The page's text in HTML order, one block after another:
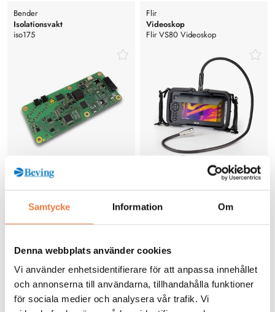
Samtycke Information Om
Denna webbplats använder cookies
Vi använder enhetsidentifierare för att anpassa innehållet
och annonserna till användarna, tillhandahålla funktioner
för sociala medier och analysera vår trafik. Vi
Bender
Isolationsvakt
iso175
Isolationsövervakning för hybrid-
och elfordon med CAN-gränssnitt
Prisförfrågan
Flir
Videoskop
Flir VS80 Videoskop
Professionellt videoskop med
flexibla IP67-kameraprober, HD-
och IR-inspektion, 7” pekskärm
och Wi-Fi för industri, bygg,
HVAC och fordonskontroller.
Prisförfrågan
Bender
Isolationsvakt
Bender
Isolationsvakt